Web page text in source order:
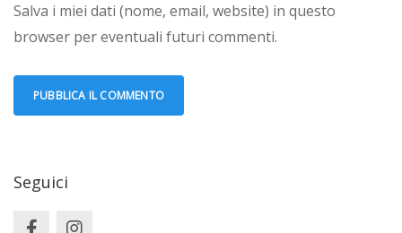
Salva i miei dati (nome, email, website) in questo
browser per eventuali futuri commenti.
Seguici